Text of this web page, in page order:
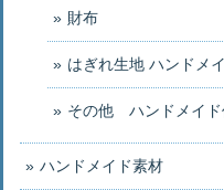
財布
はぎれ生地 ハンドメ
その他 ハンドメイド
ハンドメイド素材